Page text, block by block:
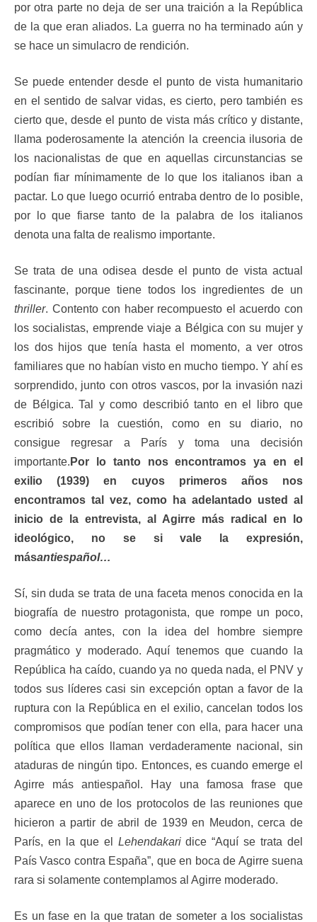
por otra parte no deja de ser una traición a la República
de la que eran aliados. La guerra no ha terminado aún y
se hace un simulacro de rendición.
Se puede entender desde el punto de vista humanitario
en el sentido de salvar vidas, es cierto, pero también es
cierto que, desde el punto de vista más crítico y distante,
llama poderosamente la atención la creencia ilusoria de
los nacionalistas de que en aquellas circunstancias se
podían fiar mínimamente de lo que los italianos iban a
pactar. Lo que luego ocurrió entraba dentro de lo posible,
por lo que fiarse tanto de la palabra de los italianos
denota una falta de realismo importante.
Se trata de una odisea desde el punto de vista actual
fascinante, porque tiene todos los ingredientes de un
thriller. Contento con haber recompuesto el acuerdo con
los socialistas, emprende viaje a Bélgica con su mujer y
los dos hijos que tenía hasta el momento, a ver otros
familiares que no habían visto en mucho tiempo. Y ahí es
sorprendido, junto con otros vascos, por la invasión nazi
de Bélgica. Tal y como describió tanto en el libro que
escribió sobre la cuestión, como en su diario, no
consigue regresar a París y toma una decisión
importante. Por lo tanto nos encontramos ya en el
exilio (1939) en cuyos primeros años nos
encontramos tal vez, como ha adelantado usted al
inicio de la entrevista, al Agirre más radical en lo
ideológico, no se si vale la expresión,
másantiespañol…
Sí, sin duda se trata de una faceta menos conocida en la
biografía de nuestro protagonista, que rompe un poco,
como decía antes, con la idea del hombre siempre
pragmático y moderado. Aquí tenemos que cuando la
República ha caído, cuando ya no queda nada, el PNV y
todos sus líderes casi sin excepción optan a favor de la
ruptura con la República en el exilio, cancelan todos los
compromisos que podían tener con ella, para hacer una
política que ellos llaman verdaderamente nacional, sin
ataduras de ningún tipo. Entonces, es cuando emerge el
Agirre más antiespañol. Hay una famosa frase que
aparece en uno de los protocolos de las reuniones que
hicieron a partir de abril de 1939 en Meudon, cerca de
París, en la que el Lehendakaridice “Aquí se trata del
País Vasco contra España”, que en boca de Agirre suena
rara si solamente contemplamos al Agirre moderado.
Es un fase en la que tratan de someter a los socialistas